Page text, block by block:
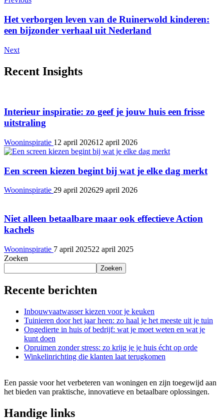
Het verborgen leven van de Ruinerwold kinderen:
een bijzonder verhaal uit Nederland
Next
Recent Insights
Interieur inspiratie: zo geef je jouw huis een frisse
uitstraling
Wooninspiratie 12 april 202612 april 2026
Een screen kiezen begint bij wat je elke dag merkt
Wooninspiratie 29 april 202629 april 2026
Niet alleen betaalbare maar ook effectieve Action
kachels
Wooninspiratie 7 april 202522 april 2025
Zoeken
Zoeken
Recente berichten
Inbouwvaatwasser kiezen voor je keuken
Tuinieren door het jaar heen: zo haal je het meeste uit je tuin
Ongedierte in huis of bedrijf: wat je moet weten en wat je
kunt doen
Opruimen zonder stress: zo krijg je je huis écht op orde
Winkelinrichting die klanten laat terugkomen
Een passie voor het verbeteren van woningen en zijn toegewijd aan
het bieden van praktische, innovatieve en betaalbare oplossingen.
Handige links